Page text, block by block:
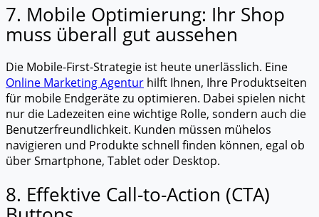
7. Mobile Optimierung: Ihr Shop
muss überall gut aussehen
Die Mobile-First-Strategie ist heute unerlässlich. Eine
Online Marketing Agentur hilft Ihnen, Ihre Produktseiten
für mobile Endgeräte zu optimieren. Dabei spielen nicht
nur die Ladezeiten eine wichtige Rolle, sondern auch die
Benutzerfreundlichkeit. Kunden müssen mühelos
navigieren und Produkte schnell finden können, egal ob
über Smartphone, Tablet oder Desktop.
8. Effektive Call-to-Action (CTA)